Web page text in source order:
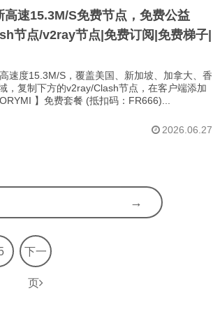
高速15.3M/S免费节点，免费公益
节点/v2ray节点|免费订阅|免费梯子|
速度15.3M/S，覆盖美国、新加坡、加拿大、香
，复制下方的v2ray/Clash节点，在客户端添加
】免费套餐 (抵扣码：FR666)...
2026.06.27
下一
页